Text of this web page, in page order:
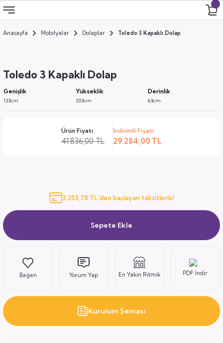
Geri Dön
Geri Dön
Geri Dön
Geri Dön
Anasayfa Mobilyalar Dolaplar Toledo 3 Kapaklı Dolap
Toledo 3 Kapaklı Dolap
Genişlik Yükseklik Derinlik
133cm 203cm 63cm
Ürün Fiyatı
41.836,00 TL
İndirimli Fiyatı
29.284,00 TL
3.253,78 TL'den başlayan taksitlerle!
Sepete Ekle
Yorum Yap En Yakın Ritmik PDF İndir
Kurulum Şeması